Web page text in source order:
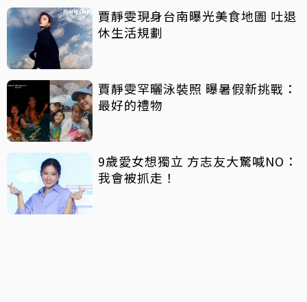
賈靜雯現身台南曝光美食地圖 吐退
休生活規劃
賈靜雯罕曬泳裝照 曝暑假新挑戰：
最好的禮物
9歲愛女想獨立 方志友大驚喊NO：
我會被抓走！